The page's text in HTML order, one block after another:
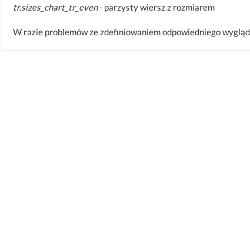
tr.sizes_chart_tr_even- parzysty wiersz z rozmiarem
W razie problemów ze zdefiniowaniem odpowiedniego